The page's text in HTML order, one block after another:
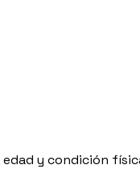
edad y condición